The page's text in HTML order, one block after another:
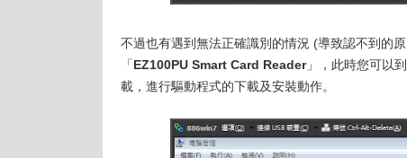
不過也有遇到無法正確識別的情況 (導致認不到的
「EZ100PU Smart Card Reader」，此時您可以
載，進行驅動程式的下載及安裝動作。